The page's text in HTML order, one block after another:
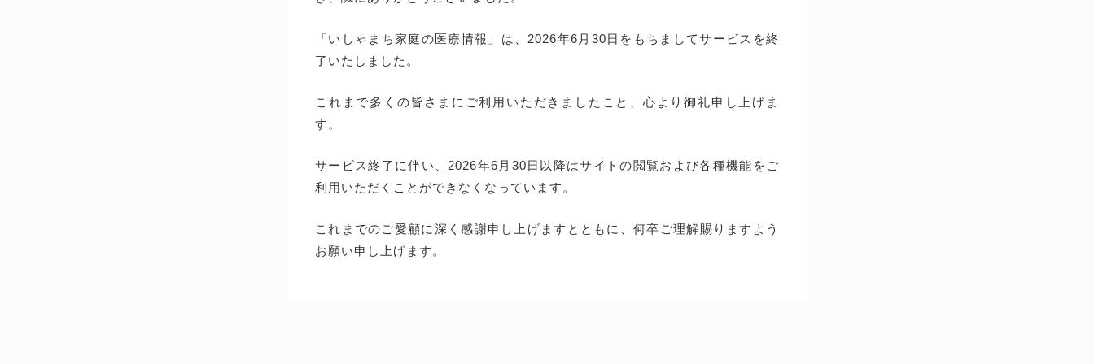
「いしゃまち家庭の医療情報」は、2026年6月30日をもちましてサービスを終
了いたしました。
これまで多くの皆さまにご利用いただきましたこと、心より御礼申し上げま
す。
サービス終了に伴い、2026年6月30日以降はサイトの閲覧および各種機能をご
利用いただくことができなくなっています。
これまでのご愛顧に深く感謝申し上げますとともに、何卒ご理解賜りますよう
お願い申し上げます。